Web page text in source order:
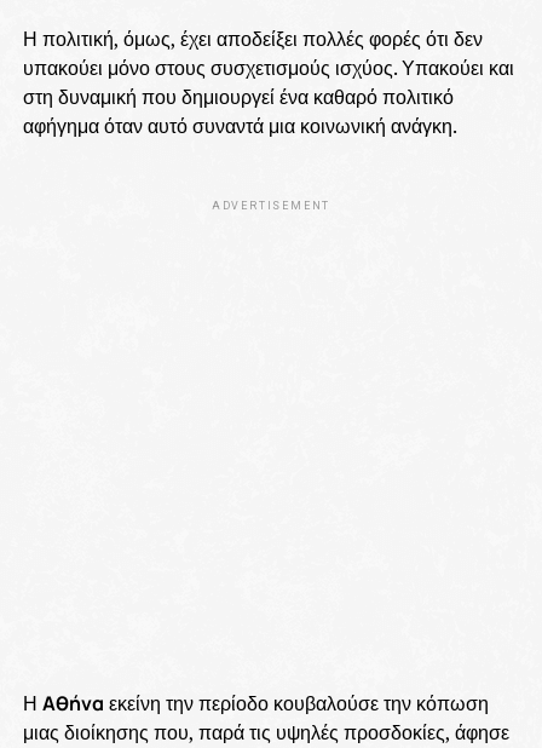
Η πολιτική, όμως, έχει αποδείξει πολλές φορές ότι δεν
υπακούει μόνο στους συσχετισμούς ισχύος. Υπακούει και
στη δυναμική που δημιουργεί ένα καθαρό πολιτικό
αφήγημα όταν αυτό συναντά μια κοινωνική ανάγκη.
ADVERTISEMENT
Η Αθήνα εκείνη την περίοδο κουβαλούσε την κόπωση
μιας διοίκησης που, παρά τις υψηλές προσδοκίες, άφησε